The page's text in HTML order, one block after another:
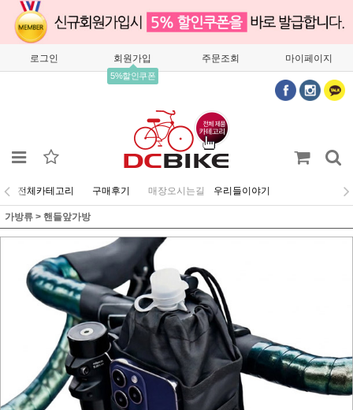
로그인 회원가입
5%할인쿠폰
주문조회 마이페이지
전체카테고리 구매후기 매장오시는길 우리들이야기
가방류 > 핸들앞가방